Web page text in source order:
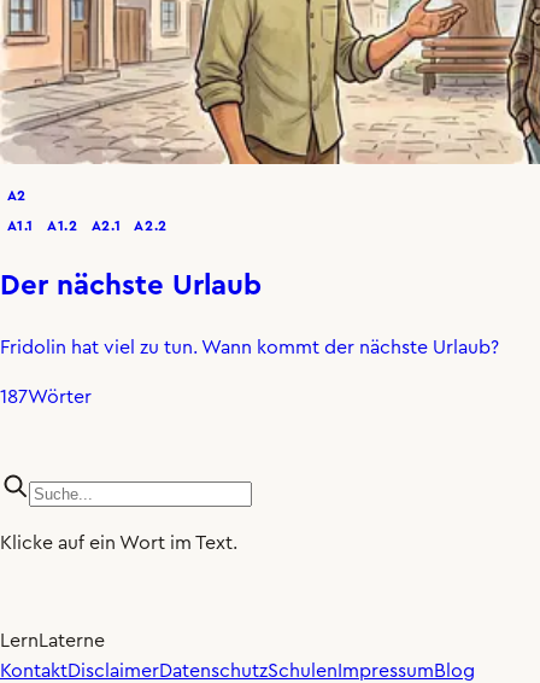
A2
A1.1 A1.2 A2.1 A2.2
Der nächste Urlaub
Fridolin hat viel zu tun. Wann kommt der nächste Urlaub?
187Wörter
Klicke auf ein Wort im Text.
×0.80 🐢
LernLaterne
KontaktDisclaimerDatenschutzSchulen ImpressumBlog